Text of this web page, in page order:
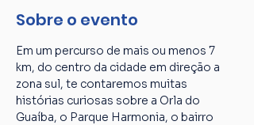
Sobre o evento
Em um percurso de mais ou menos 7
km, do centro da cidade em direção a
zona sul, te contaremos muitas
histórias curiosas sobre a Orla do
Guaíba, o Parque Harmonia, o bairro